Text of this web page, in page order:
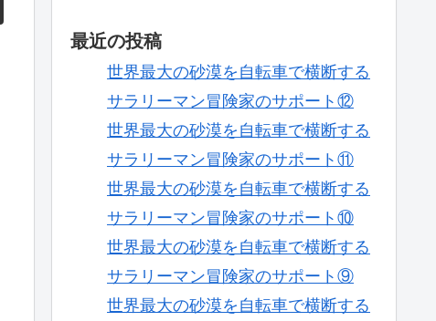
最近の投稿
世界最大の砂漠を自転車で横断する
サラリーマン冒険家のサポート⑫
世界最大の砂漠を自転車で横断する
サラリーマン冒険家のサポート⑪
世界最大の砂漠を自転車で横断する
サラリーマン冒険家のサポート⑩
世界最大の砂漠を自転車で横断する
サラリーマン冒険家のサポート⑨
世界最大の砂漠を自転車で横断する